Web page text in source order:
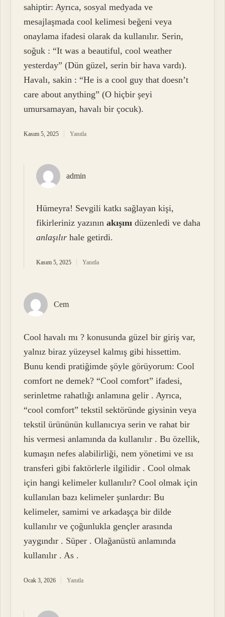
sahiptir: Ayrıca, sosyal medyada ve
mesajlaşmada cool kelimesi beğeni veya
onaylama ifadesi olarak da kullanılır. Serin,
soğuk : “It was a beautiful, cool weather
yesterday” (Dün güzel, serin bir hava vardı).
Havalı, sakin : “He is a cool guy that doesn’t
care about anything” (O hiçbir şeyi
umursamayan, havalı bir çocuk).
Kasım 5, 2025 Yanıtla
admin
Hümeyra! Sevgili katkı sağlayan kişi,
fikirleriniz yazınınakışını düzenledi ve daha
anlaşılır hale getirdi.
Kasım 5, 2025 Yanıtla
Cem
Cool havalı mı ? konusunda güzel bir giriş var,
yalnız biraz yüzeysel kalmış gibi hissettim.
Bunu kendi pratiğimde şöyle görüyorum: Cool
comfort ne demek? “Cool comfort” ifadesi,
serinletme rahatlığı anlamına gelir . Ayrıca,
“cool comfort” tekstil sektöründe giysinin veya
tekstil ürününün kullanıcıya serin ve rahat bir
his vermesi anlamında da kullanılır . Bu özellik,
kumaşın nefes alabilirliği, nem yönetimi ve ısı
transferi gibi faktörlerle ilgilidir . Cool olmak
için hangi kelimeler kullanılır? Cool olmak için
kullanılan bazı kelimeler şunlardır: Bu
kelimeler, samimi ve arkadaşça bir dilde
kullanılır ve çoğunlukla gençler arasında
yaygındır . Süper . Olağanüstü anlamında
kullanılır . As .
Ocak 3, 2026 Yanıtla